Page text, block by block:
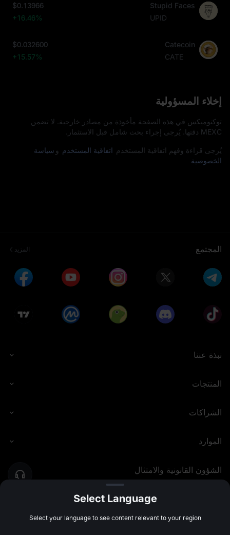
Stupid Faces
UPID
$0.13966
+16.46%
Catecoin
CATE
$0.032600
+15.57%
إخلاء المسؤولية
توكنوميكس في هذه الصفحة مأخوذة من مصادر خارجية. لا تضمن
MEXC دقتها. يُرجى إجراء بحث شامل قبل الاستثمار.
يُرجى قراءة وفهم اتفاقية المستخدم اتفاقية المستخدم و سياسة
الخصوصية
المجتمع المزيد
نبذة عننا
المنتجات
الشراكات
الموارد
الشؤون القانونية والامتثال
©
2026
MEXC.COM
Select Language
Select your language to see content relevant to your region